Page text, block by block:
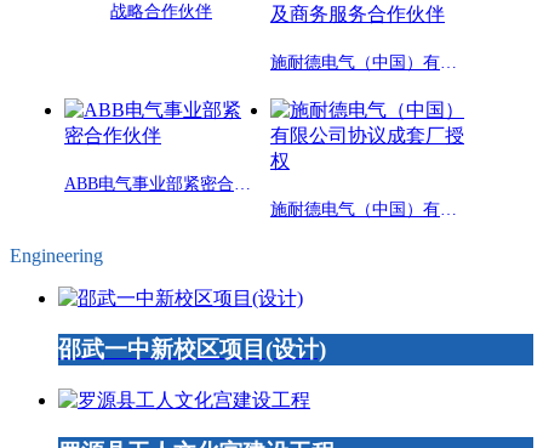
战略合作伙伴
Engineering
邵武一中新校区项目(设计)